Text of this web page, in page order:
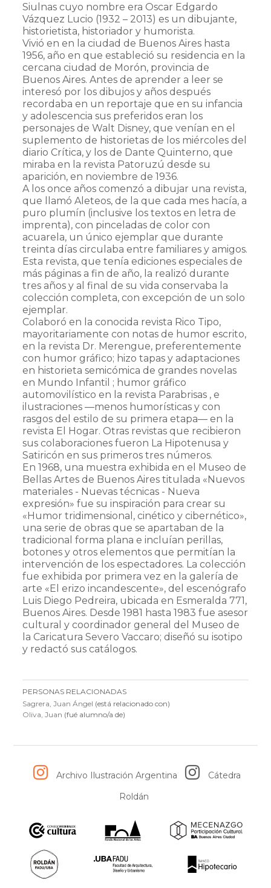
Siulnas cuyo nombre era Oscar Edgardo
Vázquez Lucio (1932 – 2013) es un dibujante,
historietista, historiador y humorista.
Vivió en en la ciudad de Buenos Aires hasta
1956, año en que estableció su residencia en la
cercana ciudad de Morón, provincia de
Buenos Aires. Antes de aprender a leer se
interesó por los dibujos y años después
recordaba en un reportaje que en su infancia
y adolescencia sus preferidos eran los
personajes de Walt Disney, que venían en el
suplemento de historietas de los miércoles del
diario Crítica, y los de Dante Quinterno, que
miraba en la revista Patoruzú desde su
aparición, en noviembre de 1936.
A los once años comenzó a dibujar una revista,
que llamó Aleteos, de la que cada mes hacía, a
puro plumín (inclusive los textos en letra de
imprenta), con pinceladas de color con
acuarela, un único ejemplar que durante
treinta días circulaba entre familiares y amigos.
Esta revista, que tenía ediciones especiales de
más páginas a fin de año, la realizó durante
tres años y al final de su vida conservaba la
colección completa, con excepción de un solo
ejemplar.
Colaboró en la conocida revista Rico Tipo,
mayoritariamente con notas de humor escrito,
en la revista Dr. Merengue, preferentemente
con humor gráfico; hizo tapas y adaptaciones
en historieta semicómica de grandes novelas
en Mundo Infantil ; humor gráfico
automovilístico en la revista Parabrisas , e
ilustraciones —menos humorísticas y con
rasgos del estilo de su primera etapa— en la
revista El Hogar. Otras revistas que recibieron
sus colaboraciones fueron La Hipotenusa y
Satiricón en sus primeros tres números.
En 1968, una muestra exhibida en el Museo de
Bellas Artes de Buenos Aires titulada «Nuevos
materiales - Nuevas técnicas - Nueva
expresión» fue su inspiración para crear su
«Humor tridimensional, cinético y cibernético»,
una serie de obras que se apartaban de la
tradicional forma plana e incluían perillas,
botones y otros elementos que permitían la
intervención de los espectadores. La colección
fue exhibida por primera vez en la galería de
arte «El erizo incandescente», del escenógrafo
Luis Diego Pedreira, ubicada en Esmeralda 771,
Buenos Aires. Desde 1981 hasta 1983 fue asesor
cultural y coordinador general del Museo de
la Caricatura Severo Vaccaro; diseñó su isotipo
y redactó sus catálogos.
PERSONAS RELACIONADAS
Sagrera, Juan Ángel (está relacionado con)
Oliva, Juan (fué alumno/a de)
Archivo Ilustración Argentina
Cátedra
Roldán